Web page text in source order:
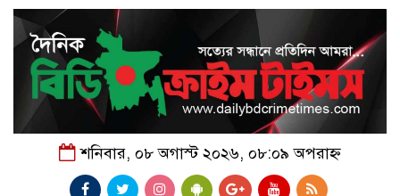
শনিবার, ০৮ অগাস্ট ২০২৬, ০৮:০৯ অপরাহ্ন